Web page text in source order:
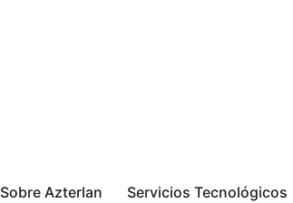
Sobre Azterlan Servicios Tecnológicos